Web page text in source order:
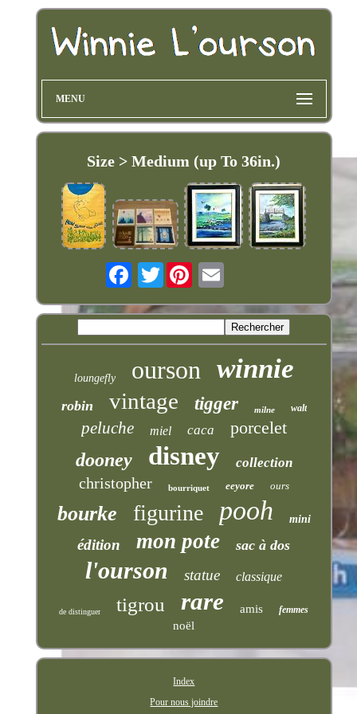
MENU
Size > Medium (up To 36in.)
Twitter
loungefly ourson winnie
robin vintage tigger milne walt
peluche miel caca porcelet
dooney disney collection
christopher bourriquet eeyore ours
bourke figurine pooh mini
édition mon pote sac à dos
l'ourson statue classique
de distinguer tigrou rare amis femmes
noël
Index
Pour nous joindre